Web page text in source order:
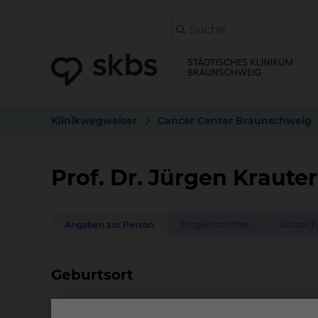
Klinikwegweiser Cancer Center Braunschweig
Prof. Dr. Jürgen Krauter
Angaben zur Person
Geburtsort